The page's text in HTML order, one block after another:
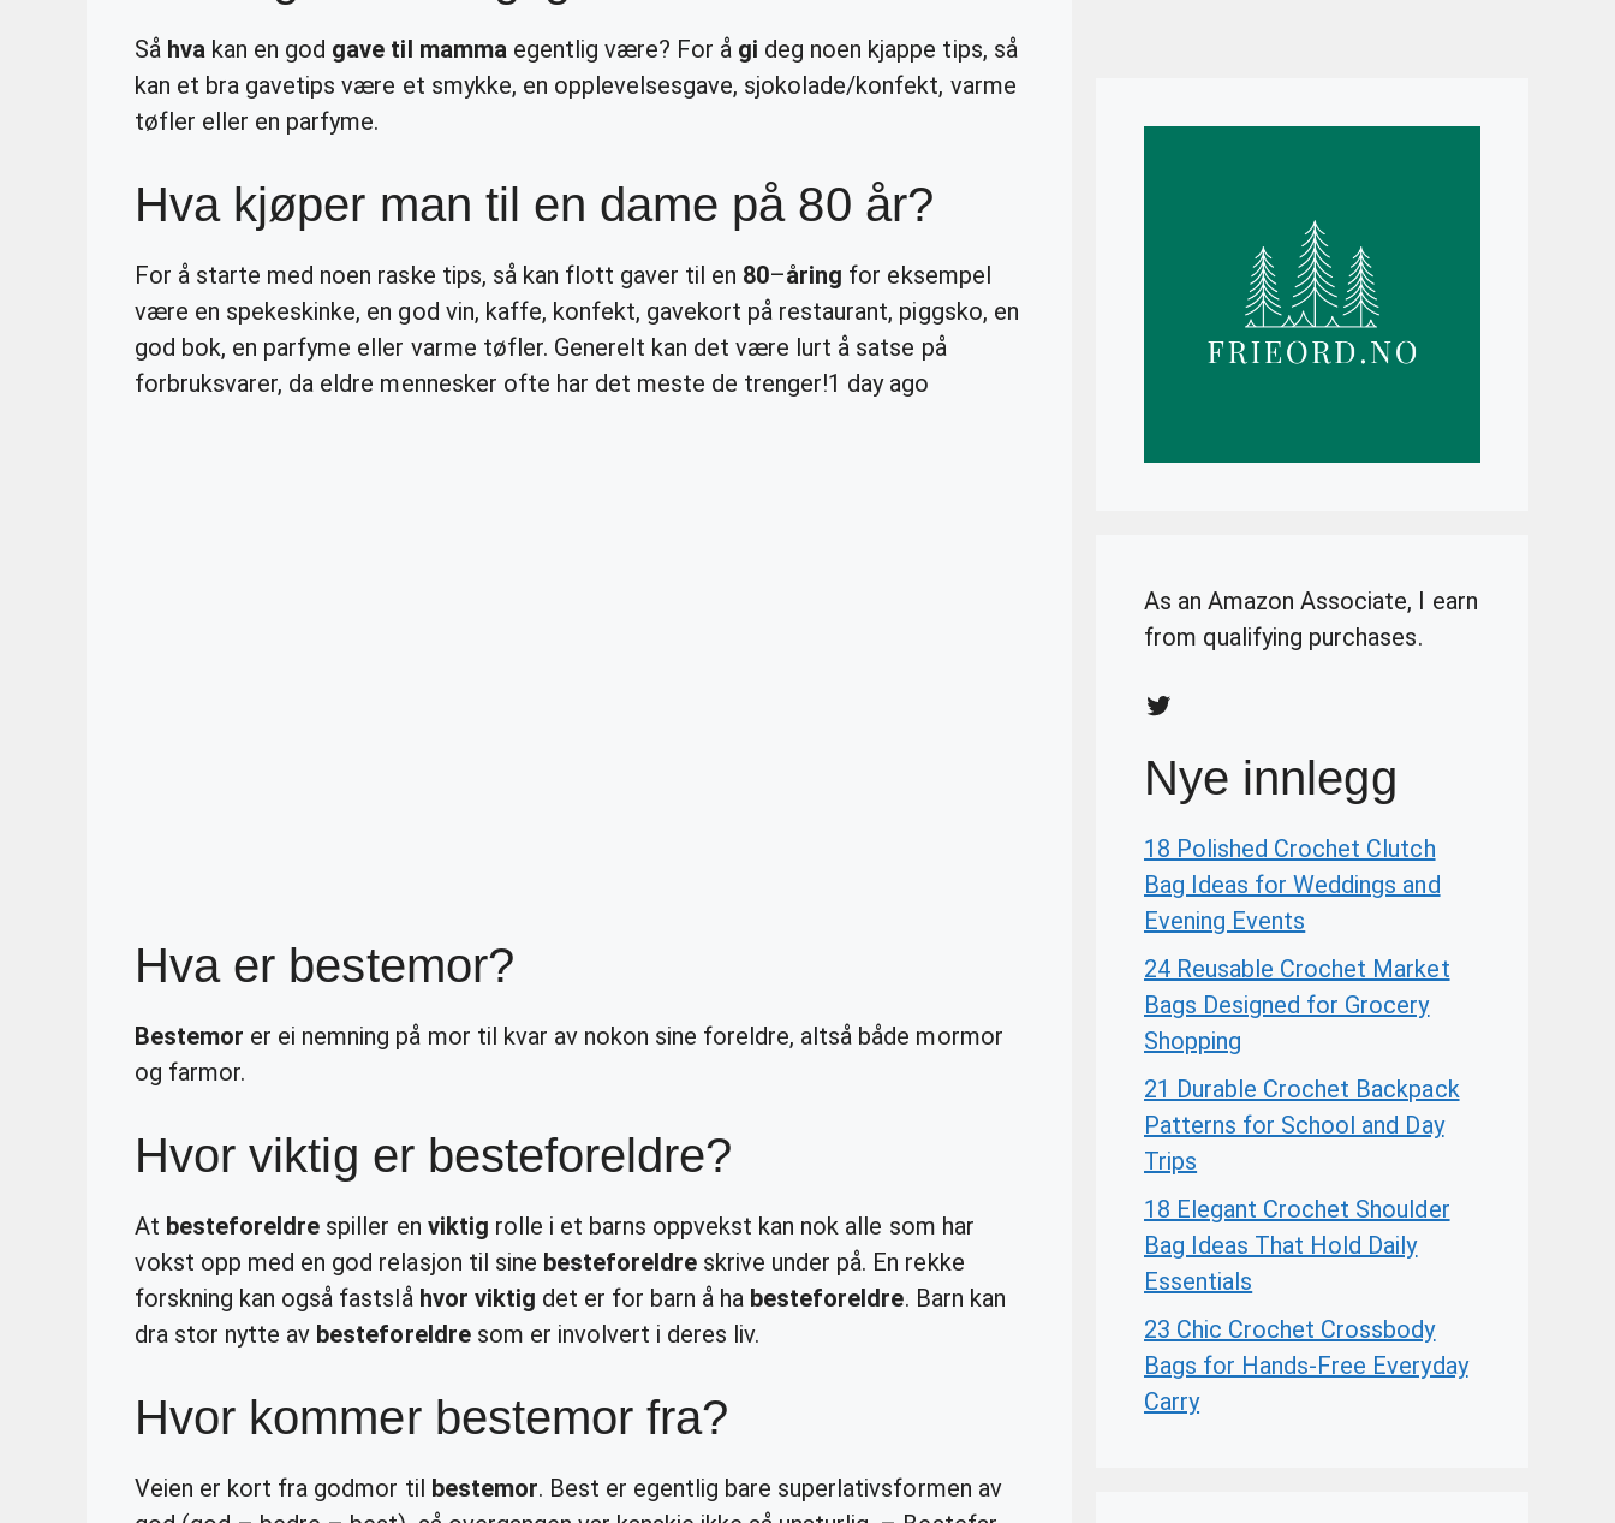
Så hva kan en god gave til mamma egentlig være? For å gi deg noen kjappe tips, så
kan et bra gavetips være et smykke, en opplevelsesgave, sjokolade/konfekt, varme
tøfler eller en parfyme.
Hva kjøper man til en dame på 80 år?
For å starte med noen raske tips, så kan flott gaver til en 80–åring for eksempel
være en spekeskinke, en god vin, kaffe, konfekt, gavekort på restaurant, piggsko, en
god bok, en parfyme eller varme tøfler. Generelt kan det være lurt å satse på
forbruksvarer, da eldre mennesker ofte har det meste de trenger!1 day ago
Hva er bestemor?
Bestemor er ei nemning på mor til kvar av nokon sine foreldre, altså både mormor
og farmor.
Hvor viktig er besteforeldre?
At besteforeldre spiller en viktig rolle i et barns oppvekst kan nok alle som har
vokst opp med en god relasjon til sine besteforeldre skrive under på. En rekke
forskning kan også fastslå hvor viktig det er for barn å ha besteforeldre. Barn kan
dra stor nytte av besteforeldresom er involvert i deres liv.
Hvor kommer bestemor fra?
Veien er kort fra godmor til bestemor. Best er egentlig bare superlativsformen av
As an Amazon Associate, I earn
from qualifying purchases.
Twitter
Nye innlegg
18 Polished Crochet Clutch
Bag Ideas for Weddings and
Evening Events
24 Reusable Crochet Market
Bags Designed for Grocery
Shopping
21 Durable Crochet Backpack
Patterns for School and Day
Trips
18 Elegant Crochet Shoulder
Bag Ideas That Hold Daily
Essentials
23 Chic Crochet Crossbody
Bags for Hands-Free Everyday
Carry